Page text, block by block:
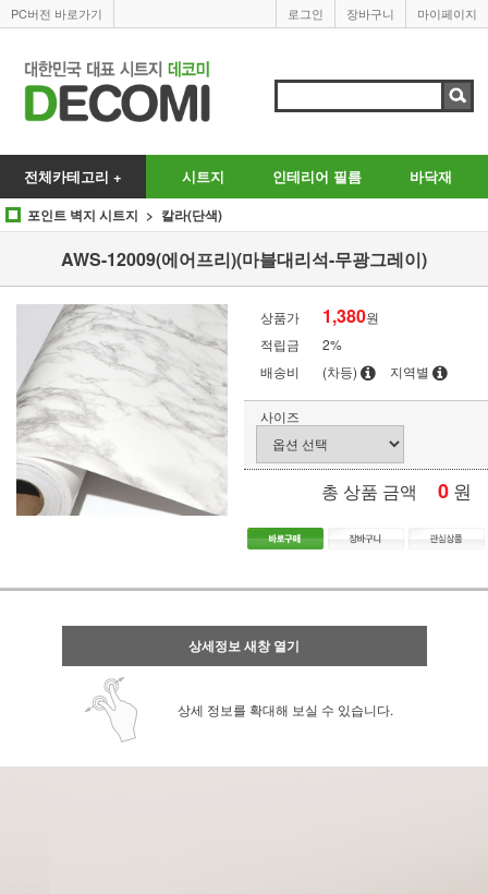
PC버전 바로가기 마이페이지
장바구니
로그인
전체카테고리 + 시트지 인테리어 필름 바닥재
포인트 벽지 시트지 칼라(단색)
AWS-12009(에어프리)(마블대리석-무광그레이)
상품가 1,380원
적립금
2%
배송비
(차등) 지역별
사이즈
총 상품 금액 0 원
상세정보 새창 열기
상세 정보를 확대해 보실 수 있습니다.